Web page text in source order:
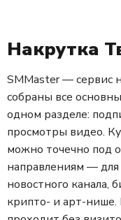
Накрутка
SMMaster — сервис
собраны все
одном разделе:
просмотры видео.
можно точечно под
направлениям — для
новостного канала,
крипто- и арт-нише.